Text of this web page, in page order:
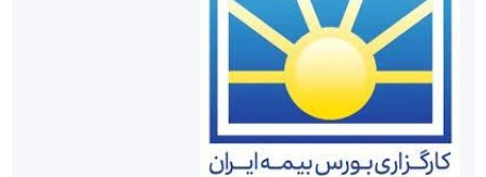
روابط عمومی خبرگزاری گزارش خبر